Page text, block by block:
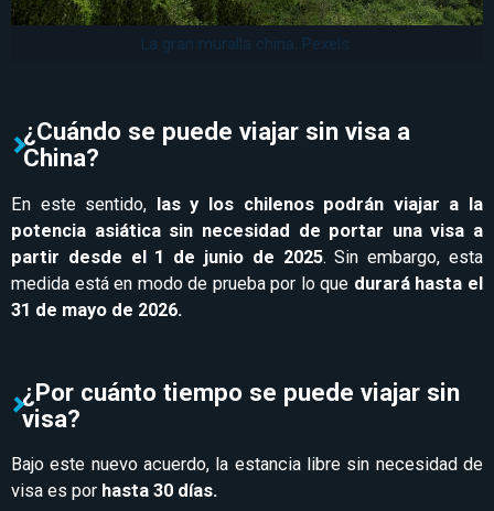
La gran muralla china. Pexels.
¿Cuándo se puede viajar sin visa a
China?
En este sentido, las y los chilenos podrán viajar a la
potencia asiática sin necesidad de portar una visa a
partir desde el 1 de junio de 2025. Sin embargo, esta
medida está en modo de prueba por lo que durará hasta el
31 de mayo de 2026.
¿Por cuánto tiempo se puede viajar sin
visa?
Bajo este nuevo acuerdo, la estancia libre sin necesidad de
visa es por hasta 30 días.